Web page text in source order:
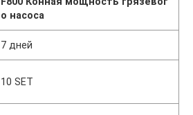
о насоса
7 дней
10 SET